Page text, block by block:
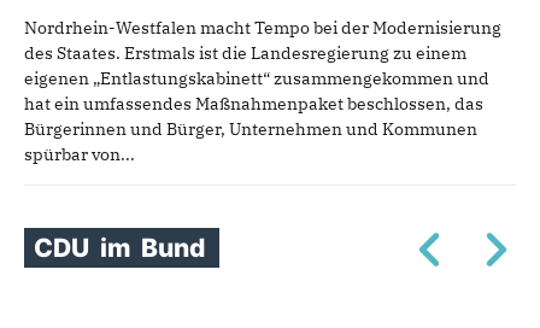
Nordrhein-Westfalen macht Tempo bei der Modernisierung
des Staates. Erstmals ist die Landesregierung zu einem
eigenen „Entlastungskabinett“ zusammengekommen und
hat ein umfassendes Maßnahmenpaket beschlossen, das
Bürgerinnen und Bürger, Unternehmen und Kommunen
spürbar von...
CDU im Bund